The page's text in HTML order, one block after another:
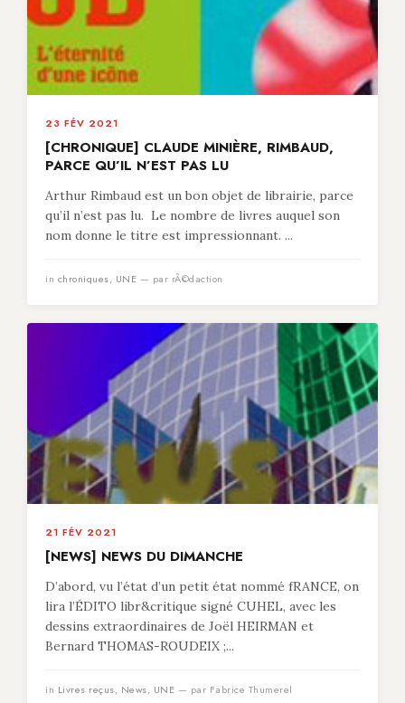
23 FÉV 2021
[CHRONIQUE] CLAUDE MINIÈRE, RIMBAUD,
PARCE QU’IL N’EST PAS LU
Arthur Rimbaud est un bon objet de librairie, parce
qu’il n’est pas lu. Le nombre de livres auquel son
nom donne le titre est impressionnant. ...
in chroniques, UNE — par rÃ©daction
21 FÉV 2021
[NEWS] NEWS DU DIMANCHE
D’abord, vu l’état d’un petit état nommé fRANCE, on
lira l’ÉDITO libr&critique signé CUHEL, avec les
dessins extraordinaires de Joël HEIRMAN et
Bernard THOMAS-ROUDEIX ;...
in Livres reçus, News, UNE — par Fabrice Thumerel